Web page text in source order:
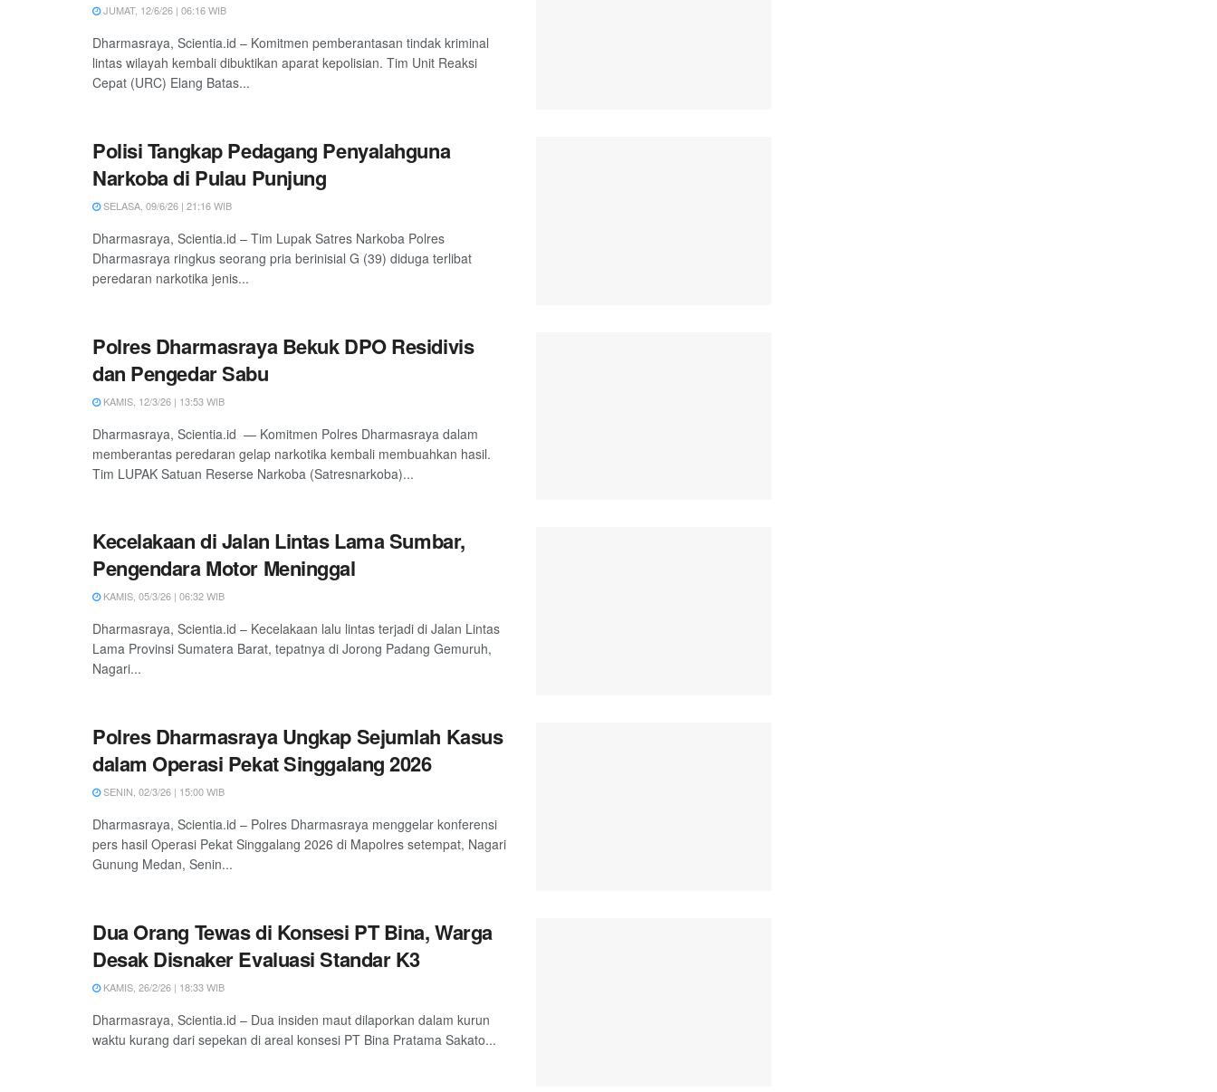
JUMAT, 12/6/26 | 06:16 WIB
Dharmasraya, Scientia.id – Komitmen pemberantasan tindak kriminal
lintas wilayah kembali dibuktikan aparat kepolisian. Tim Unit Reaksi
Cepat (URC) Elang Batas...
Polisi Tangkap Pedagang Penyalahguna
Narkoba di Pulau Punjung
SELASA, 09/6/26 | 21:16 WIB
Dharmasraya, Scientia.id – Tim Lupak Satres Narkoba Polres
Dharmasraya ringkus seorang pria berinisial G (39) diduga terlibat
peredaran narkotika jenis...
Polres Dharmasraya Bekuk DPO Residivis
dan Pengedar Sabu
KAMIS, 12/3/26 | 13:53 WIB
Dharmasraya, Scientia.id — Komitmen Polres Dharmasraya dalam
memberantas peredaran gelap narkotika kembali membuahkan hasil.
Tim LUPAK Satuan Reserse Narkoba (Satresnarkoba)...
Kecelakaan di Jalan Lintas Lama Sumbar,
Pengendara Motor Meninggal
KAMIS, 05/3/26 | 06:32 WIB
Dharmasraya, Scientia.id – Kecelakaan lalu lintas terjadi di Jalan Lintas
Lama Provinsi Sumatera Barat, tepatnya di Jorong Padang Gemuruh,
Nagari...
Polres Dharmasraya Ungkap Sejumlah Kasus
dalam Operasi Pekat Singgalang 2026
SENIN, 02/3/26 | 15:00 WIB
Dharmasraya, Scientia.id – Polres Dharmasraya menggelar konferensi
pers hasil Operasi Pekat Singgalang 2026 di Mapolres setempat, Nagari
Gunung Medan, Senin...
Dua Orang Tewas di Konsesi PT Bina, Warga
Desak Disnaker Evaluasi Standar K3
KAMIS, 26/2/26 | 18:33 WIB
Dharmasraya, Scientia.id – Dua insiden maut dilaporkan dalam kurun
waktu kurang dari sepekan di areal konsesi PT Bina Pratama Sakato...